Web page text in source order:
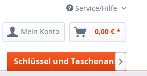
Service/Hilfe
Mein Konto 0,00 € *
Schlüssel und Taschenanhänger
